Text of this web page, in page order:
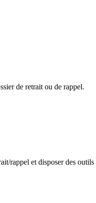
de retrait ou de rappel.
rappel et disposer des